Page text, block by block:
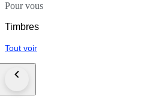
Pour vous
Timbres
Tout voir